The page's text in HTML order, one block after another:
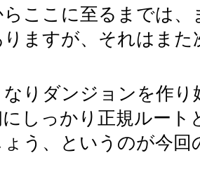
らここに至るまでは
りますが、それはまた
なりダンジョンを作
しっかり正規ルート
ょう、というのが今